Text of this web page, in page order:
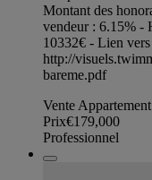
Montant des
vendeur : 6.15% -
10332€ - Lien vers
http://
bareme.pdf
Vente
Prix€179,000
Professionnel